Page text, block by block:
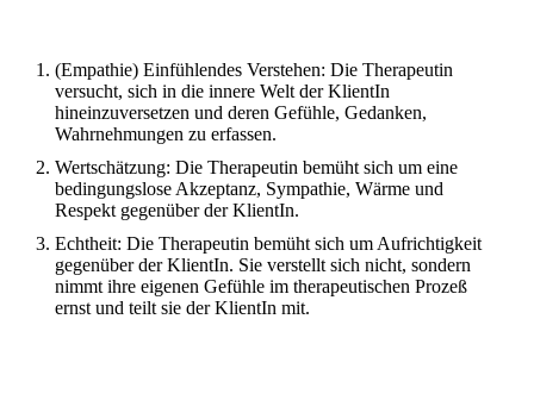
(Empathie) Einfühlendes Verstehen: Die Therapeutin
versucht, sich in die innere Welt der KlientIn
hineinzuversetzen und deren Gefühle, Gedanken,
Wahrnehmungen zu erfassen.
Wertschätzung: Die Therapeutin bemüht sich um eine
bedingungslose Akzeptanz, Sympathie, Wärme und
Respekt gegenüber der KlientIn.
Echtheit: Die Therapeutin bemüht sich um Aufrichtigkeit
gegenüber der KlientIn. Sie verstellt sich nicht, sondern
nimmt ihre eigenen Gefühle im therapeutischen Prozeß
ernst und teilt sie der KlientIn mit.